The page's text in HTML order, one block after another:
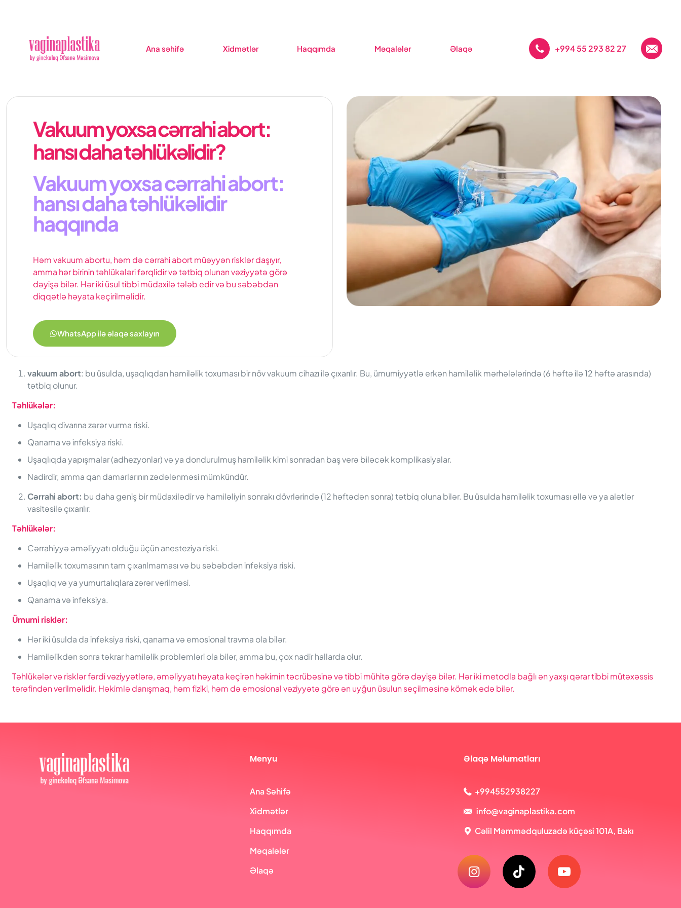
Ana səhifə Xidmətlər Haqqımda Məqalələr Əlaqə +994 55 293 82 27
Vakuum yoxsa cərrahi abort:
hansı daha təhlükəlidir?
Vakuum yoxsa cərrahi abort:
hansı daha təhlükəlidir
haqqında
Həm vakuum abortu, həm də cərrahi abort müəyyən risklər daşıyır,
amma hər birinin təhlükələri fərqlidir və tətbiq olunan vəziyyətə görə
dəyişə bilər. Hər iki üsul tibbi müdaxilə tələb edir və bu səbəbdən
diqqətlə həyata keçirilməlidir.
WhatsApp ilə əlaqə saxlayın
vakuum abort: bu üsulda, uşaqlıqdan hamiləlik toxuması bir növ vakuum cihazı ilə çıxarılır. Bu, ümumiyyətlə erkən hamiləlik mərhələlərində (6 həftə ilə 12 həftə arasında)
tətbiq olunur.
Təhlükələr:
Uşaqlıq divarına zərər vurma riski.
Qanama və infeksiya riski.
Uşaqlıqda yapışmalar (adhezyonlar) və ya dondurulmuş hamiləlik kimi sonradan baş verə biləcək komplikasiyalar.
Nadirdir, amma qan damarlarının zədələnməsi mümkündür.
Cərrahi abort: bu daha geniş bir müdaxilədir və hamiləliyin sonrakı dövrlərində (12 həftədən sonra) tətbiq oluna bilər. Bu üsulda hamiləlik toxuması əllə və ya alətlər
vasitəsilə çıxarılır.
Təhlükələr:
Cərrahiyyə əməliyyatı olduğu üçün anesteziya riski.
Hamiləlik toxumasının tam çıxarılmaması və bu səbəbdən infeksiya riski.
Uşaqlıq və ya yumurtalıqlara zərər verilməsi.
Qanama və infeksiya.
Ümumi risklər:
Hər iki üsulda da infeksiya riski, qanama və emosional travma ola bilər.
Hamiləlikdən sonra təkrar hamiləlik problemləri ola bilər, amma bu, çox nadir hallarda olur.
Təhlükələr və risklər fərdi vəziyyətlərə, əməliyyatı həyata keçirən həkimin təcrübəsinə və tibbi mühitə görə dəyişə bilər. Hər iki metodla bağlı ən yaxşı qərar tibbi mütəxəssis
tərəfindən verilməlidir. Həkimlə danışmaq, həm fiziki, həm də emosional vəziyyətə görə ən uyğun üsulun seçilməsinə kömək edə bilər.
Menyu
Ana Səhifə
Xidmətlər
Haqqımda
Məqalələr
Əlaqə
Əlaqə Məlumatları
+994552938227
info@vaginaplastika.com
Cəlil Məmmədquluzadə küçəsi 101A, Bakı